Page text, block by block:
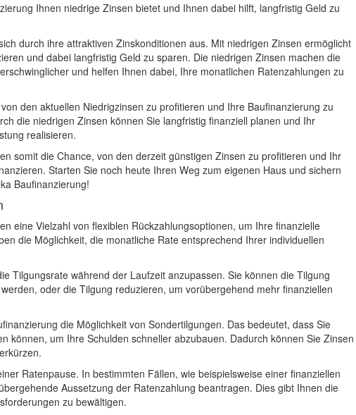
Ihnen niedrige Zinsen bietet und Ihnen dabei hilft, langfristig Geld zu
durch ihre attraktiven Zinskonditionen aus. Mit niedrigen Zinsen ermöglicht
und dabei langfristig Geld zu sparen. Die niedrigen Zinsen machen die
und helfen Ihnen dabei, Ihre monatlichen Ratenzahlungen zu
den aktuellen Niedrigzinsen zu profitieren und Ihre Baufinanzierung zu
die niedrigen Zinsen können Sie langfristig finanziell planen und Ihr
realisieren.
somit die Chance, von den derzeit günstigen Zinsen zu profitieren und Ihr
Starten Sie noch heute Ihren Weg zum eigenen Haus und sichern
Baufinanzierung!
eine Vielzahl von flexiblen Rückzahlungsoptionen, um Ihre finanzielle
die Möglichkeit, die monatliche Rate entsprechend Ihrer individuellen
Tilgungsrate während der Laufzeit anzupassen. Sie können die Tilgung
oder die Tilgung reduzieren, um vorübergehend mehr finanziellen
die Möglichkeit von Sondertilgungen. Das bedeutet, dass Sie
können, um Ihre Schulden schneller abzubauen. Dadurch können Sie Zinsen
Ratenpause. In bestimmten Fällen, wie beispielsweise einer finanziellen
Aussetzung der Ratenzahlung beantragen. Dies gibt Ihnen die
zu bewältigen.